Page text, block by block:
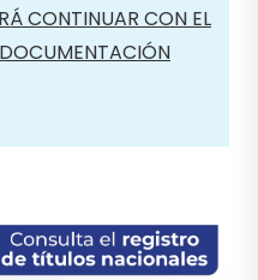
CONTINUAR CON EL